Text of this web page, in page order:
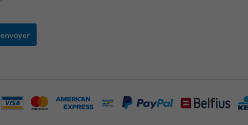
envoyer